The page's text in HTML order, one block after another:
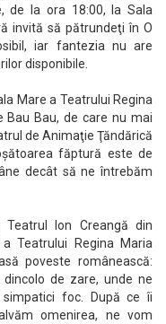
de la ora 18:00, la Sala
invită să pătrundeţi în O
iar fantezia nu are
disponibile.
Mare a Teatrului Regina
Bau Bau, de care nu mai
de Animaţie Ţăndărică
făptură este de
decât să ne întrebăm
Ion Creangă din
Teatrului Regina Maria
poveste românească:
dincolo de zare, unde ne
foc. După ce îi
omenirea, ne vom